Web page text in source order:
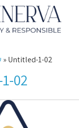
»Untitled-1-02
02